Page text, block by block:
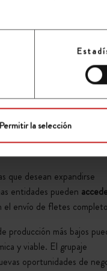
Permitir la selección
hasta la entrega final.
de los recursos y
sostenible.
mejor la
que desean expandirse
entidades pueden
el envío de fletes
producción más bajos
y viable. El grupaje
oportunidades de